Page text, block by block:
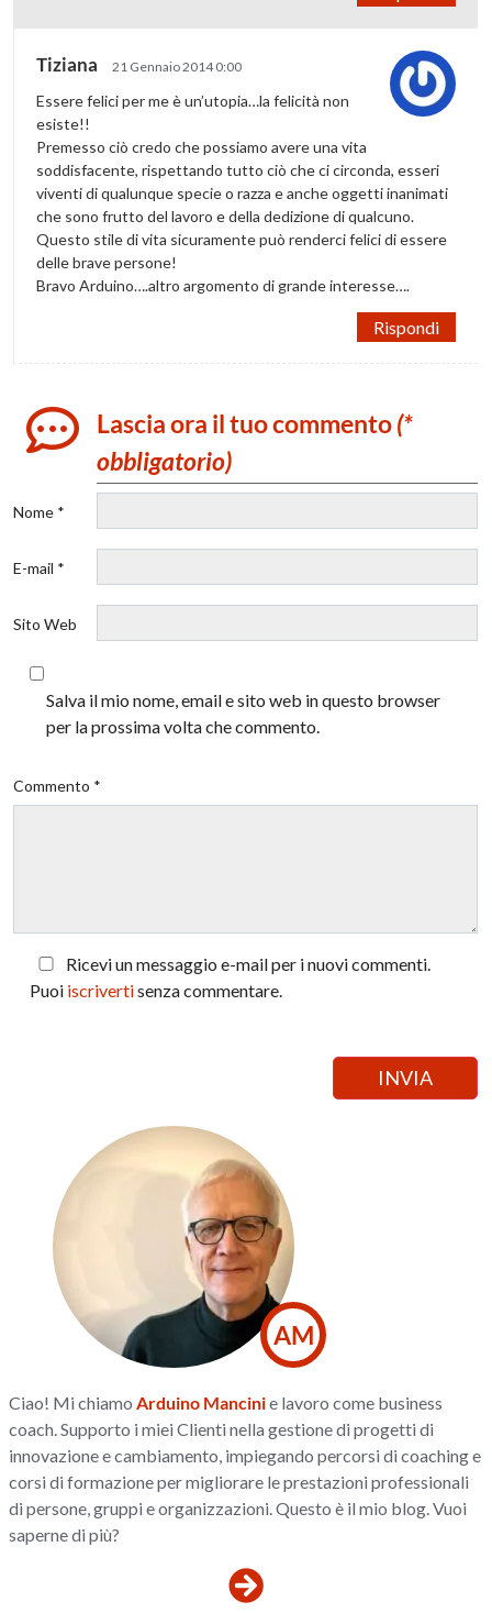
Tiziana 21 Gennaio 2014 0:00
Essere felici per me è un’utopia…la felicità non
esiste!!
Premesso ciò credo che possiamo avere una vita
soddisfacente, rispettando tutto ciò che ci circonda, esseri
viventi di qualunque specie o razza e anche oggetti inanimati
che sono frutto del lavoro e della dedizione di qualcuno.
Questo stile di vita sicuramente può renderci felici di essere
delle brave persone!
Bravo Arduino….altro argomento di grande interesse….
Rispondi
Lascia ora il tuo commento(*
obbligatorio)
Nome *
E-mail *
Sito Web
Salva il mio nome, email e sito web in questo browser
per la prossima volta che commento.
Commento *
Ricevi un messaggio e-mail per i nuovi commenti.
Puoi iscrivertisenza commentare.
AM
Ciao! Mi chiamo Arduino Mancinie lavoro come business
coach. Supporto i miei Clienti nella gestione di progetti di
innovazione e cambiamento, impiegando percorsi di coaching e
corsi di formazione per migliorare le prestazioni professionali
di persone, gruppi e organizzazioni. Questo è il mio blog. Vuoi
saperne di più?